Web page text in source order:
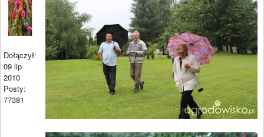
Dołączył:
09 lip
2010
Posty:
77381